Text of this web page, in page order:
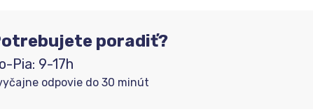
poradiť?
Pia: 9-17h
odpovie do 30 minút